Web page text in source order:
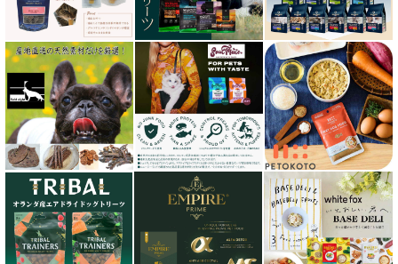
サンデーペッツ Sunday Pets
サンユー研究所
シェフ SHEF
シグネチャー７（Signature7）正規輸入品
シシア Schesir
獣医さん推奨シリーズ